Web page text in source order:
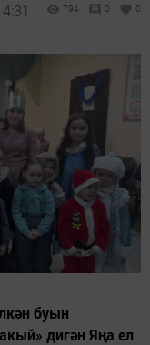
794 0 0
буын
дигән Яңа ел